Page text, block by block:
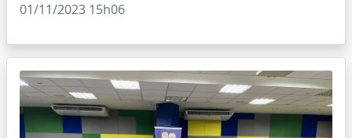
01/11/2023 15h06